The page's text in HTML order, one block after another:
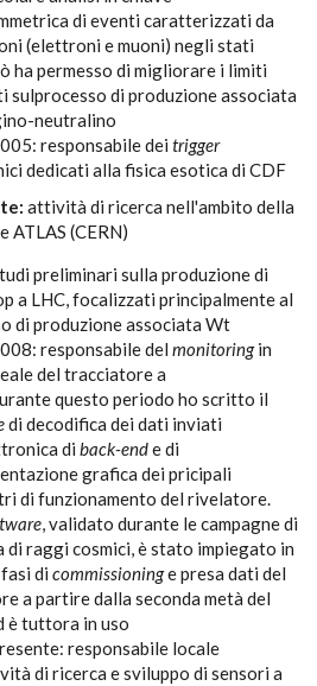
di eventi caratterizzati da
(elettroni e muoni) negli stati
ha permesso di migliorare i limiti
sulprocesso di produzione associata
neutralino
responsabile dei trigger
dedicati alla fisica esotica di CDF
attività di ricerca nell'ambito della
ATLAS (CERN)
preliminari sulla produzione di
a LHC, focalizzati principalmente al
di produzione associata Wt
responsabile del monitoringin
del tracciatore a
questo periodo ho scritto il
di decodifica dei dati inviati
di back-ende di
grafica dei pricipali
di funzionamento del rivelatore.
, validato durante le campagne di
di raggi cosmici, è stato impiegato in
di commissioninge presa dati del
a partire dalla seconda metà del
è tuttora in uso
responsabile locale
di ricerca e sviluppo di sensori a